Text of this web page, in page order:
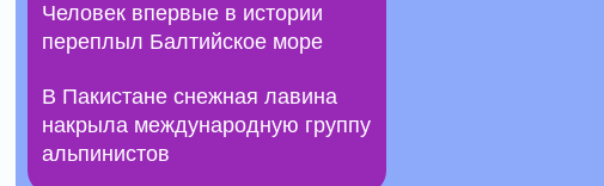
Человек впервые в истории
переплыл Балтийское море
В Пакистане снежная лавина
накрыла международную группу
альпинистов